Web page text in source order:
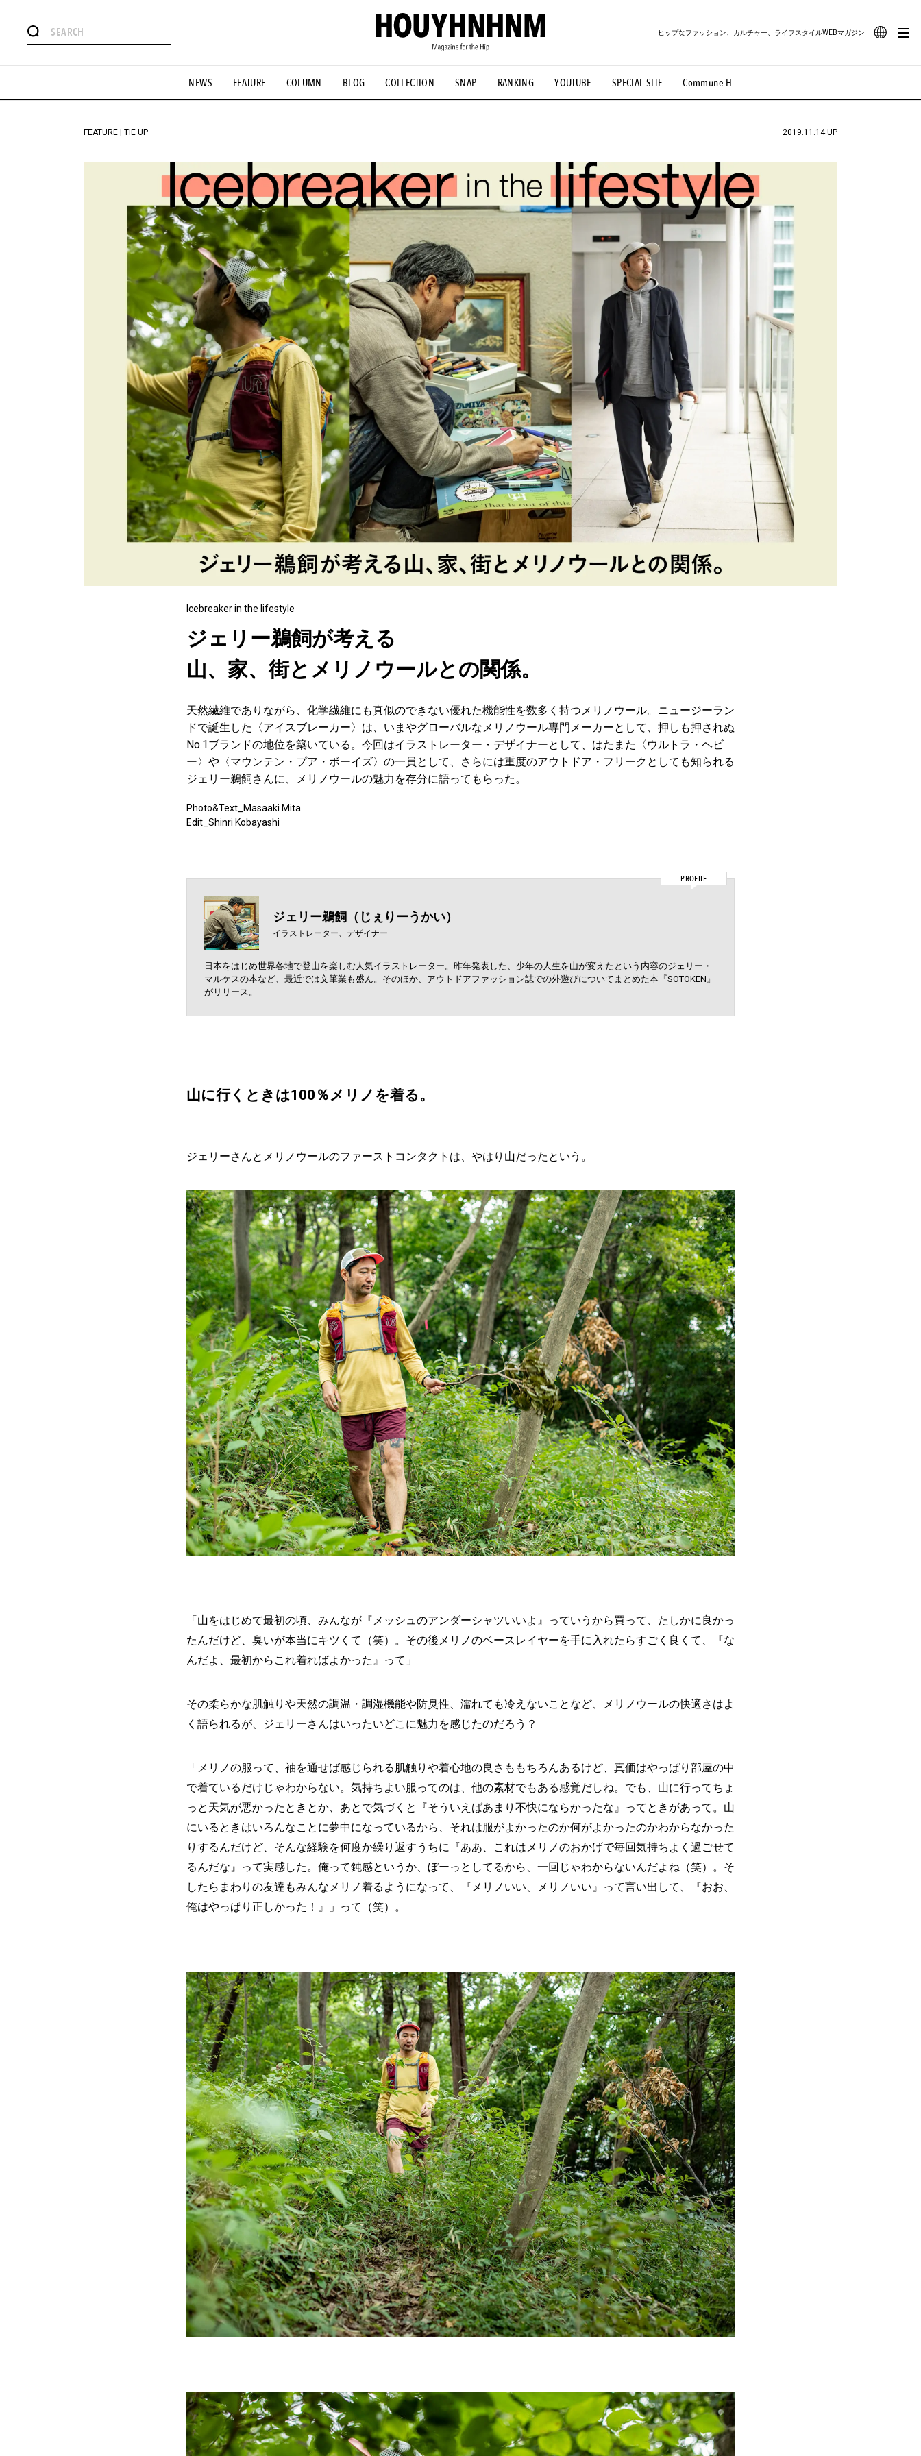
NEWS FEATURE COLUMN BLOG COLLECTION SNAP RANKING YOUTUBE SPECIAL SITE Commune H
ヒップなファッション、カルチャー、ライフスタイルWEBマガジン
#憧れの逸品 #ESSENTIAL DESIGNS #古着サミット #NEW VINTAGE #マイナーグッド図鑑 #路地裏てぃーん。 #MONTHLY JOURNAL
#GH 銘品の所以 #フイナムのYouTube #Commune H #FOCUS IT #AH.H #ととけん #FASHION #MUSIC #MOVIE #LIFESTYLE #SNEAKER #OUTDOOR
#HANDSOME HANDBOOK
FEATURE | TIE UP 2019.11.14 UP
Icebreaker in the lifestyle
ジェリー鵜飼が考える
山、家、街とメリノウールとの関係。
天然繊維でありながら、化学繊維にも真似のできない優れた機能性を数多く持つメリノウール。ニュージーラン
ドで誕生した〈アイスブレーカー〉は、いまやグローバルなメリノウール専門メーカーとして、押しも押されぬ
No.1ブランドの地位を築いている。今回はイラストレーター・デザイナーとして、はたまた〈ウルトラ・ヘビ
ー〉や〈マウンテン・プア・ボーイズ〉の一員として、さらには重度のアウトドア・フリークとしても知られる
ジェリー鵜飼さんに、メリノウールの魅力を存分に語ってもらった。
Photo&Text_Masaaki Mita
Edit_Shinri Kobayashi
PROFILE
ジェリー鵜飼（じぇりーうかい）
イラストレーター、デザイナー
日本をはじめ世界各地で登山を楽しむ人気イラストレーター。昨年発表した、少年の人生を山が変えたという内容のジェリー・
マルケスの本など、最近では文筆業も盛ん。そのほか、アウトドアファッション誌での外遊びについてまとめた本『SOTOKEN』
がリリース。
山に行くときは100％メリノを着る。
ジェリーさんとメリノウールのファーストコンタクトは、やはり山だったという。
「山をはじめて最初の頃、みんなが『メッシュのアンダーシャツいいよ』っていうから買って、たしかに良かっ
たんだけど、臭いが本当にキツくて（笑）。その後メリノのベースレイヤーを手に入れたらすごく良くて、『な
んだよ、最初からこれ着ればよかった』って」
その柔らかな肌触りや天然の調温・調湿機能や防臭性、濡れても冷えないことなど、メリノウールの快適さはよ
く語られるが、ジェリーさんはいったいどこに魅力を感じたのだろう？
「メリノの服って、袖を通せば感じられる肌触りや着心地の良さももちろんあるけど、真価はやっぱり部屋の中
で着ているだけじゃわからない。気持ちよい服ってのは、他の素材でもある感覚だしね。でも、山に行ってちょ
っと天気が悪かったときとか、あとで気づくと『そういえばあまり不快にならかったな』ってときがあって。山
にいるときはいろんなことに夢中になっているから、それは服がよかったのか何がよかったのかわからなかった
りするんだけど、そんな経験を何度か繰り返すうちに『ああ、これはメリノのおかげで毎回気持ちよく過ごせて
るんだな』って実感した。俺って鈍感というか、ぼーっとしてるから、一回じゃわからないんだよね（笑）。そ
したらまわりの友達もみんなメリノ着るようになって、『メリノいい、メリノいい』って言い出して、『おお、
俺はやっぱり正しかった！』」って（笑）。